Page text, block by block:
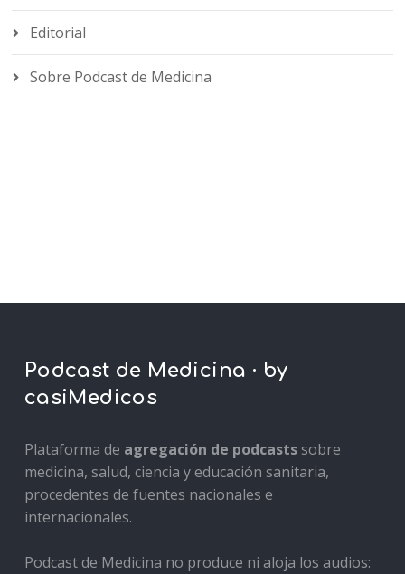
Editorial
Sobre Podcast de Medicina
Podcast de Medicina · by
casiMedicos
Plataforma de agregación de podcastssobre
medicina, salud, ciencia y educación sanitaria,
procedentes de fuentes nacionales e
internacionales.
Podcast de Medicina no produce ni aloja los audios: